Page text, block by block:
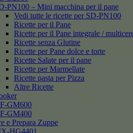
PN100 – Mini macchina per il pane
Vedi tutte le ricette per SD-PN100
Ricette per il Pane
Ricette per il Pane integrale /
Ricette senza Glutine
Ricette per Pane dolce e torte
Ricette Salate per il pane
Ricette per Marmellate
Ricette pasta per Pizza
Altre Ricette
GM600
GM400
e Prepara Zuppe
HG4401